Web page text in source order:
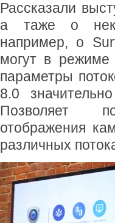
Рассказали
а таже о
например, о
могут в режиме
параметры
8.0
Позволяет
отображения
различных